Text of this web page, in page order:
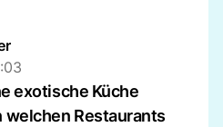
exotische Küche
Restaurants